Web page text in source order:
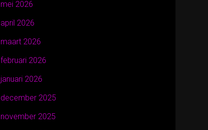
mei 2026
april 2026
maart 2026
februari 2026
januari 2026
december 2025
november 2025